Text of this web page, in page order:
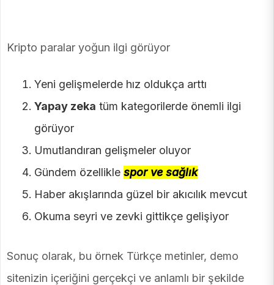
Kripto paralar yoğun ilgi görüyor
Yeni gelişmelerde hız oldukça arttı
Yapay zeka tüm kategorilerde önemli ilgi
görüyor
Umutlandıran gelişmeler oluyor
Gündem özellikle spor ve sağlık
Haber akışlarında güzel bir akıcılık mevcut
Okuma seyri ve zevki gittikçe gelişiyor
Sonuç olarak, bu örnek Türkçe metinler, demo
sitenizin içeriğini gerçekçi ve anlamlı bir şekilde